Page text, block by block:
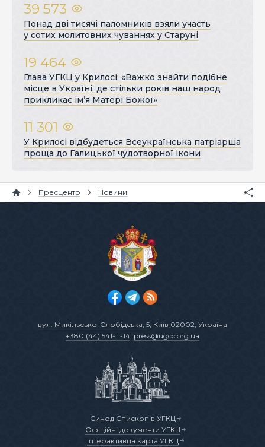
39 573
Понад дві тисячі паломників взяли участь
у сотих молитовних чуваннях у Старуні
19 464
Глава УГКЦ у Крилосі: «Важко знайти подібне
місце в Україні, де стільки років наш народ
прикликає ім’я Матері Божої»
11 301
У Крилосі відбудеться Всеукраїнська патріарша
проща до Галицької чудотворної ікони
Пресцентр Новини
вул. Микільсько-Слобідська, 5, Київ 02002, Україна
+380 (44) 541-11-14, press@ugcc.org.ua
Синод Єпископів УГКЦ
Офіційні документи УГКЦ
Інтерактивна карта УГКЦ